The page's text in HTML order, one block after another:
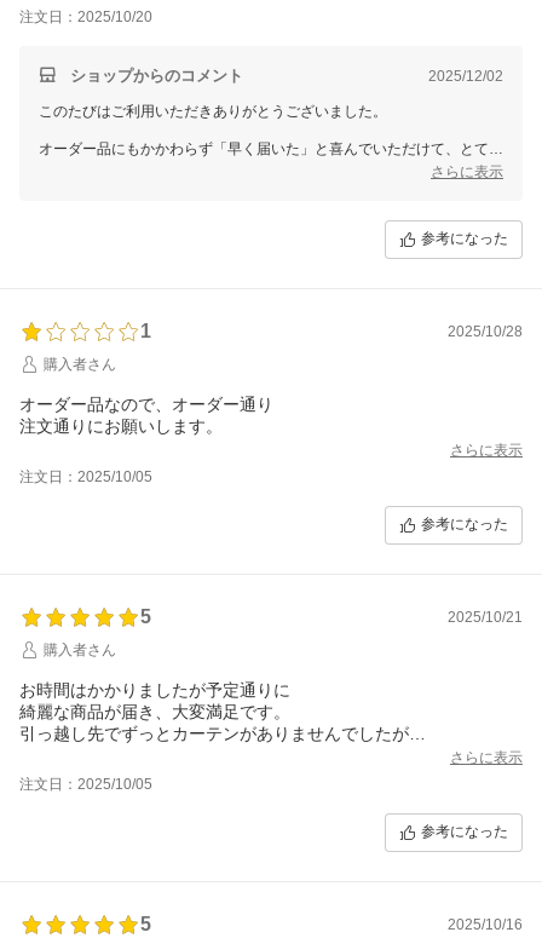
注文日：2025/10/20
ショップからのコメント 2025/12/02
このたびはご利用いただきありがとうございました。
オーダー品にもかかわらず「早く届いた」と喜んでいただけて、とても
またぜひカーテン選びのお手伝いができましたら嬉しいです。
さらに表示
参考になった
1
2025/10/28
購入者さん
オーダー品なので、オーダー通り
注文通りにお願いします。
さらに表示
注文日：2025/10/05
参考になった
5
2025/10/21
購入者さん
お時間はかかりましたが予定通りに
綺麗な商品が届き、大変満足です。
引っ越し先でずっとカーテンがありませんでしたが
寸法ミスが無いように購入できるように、記入欄があり、こちら
さらに表示
注文日：2025/10/05
参考になった
5 2025/10/16